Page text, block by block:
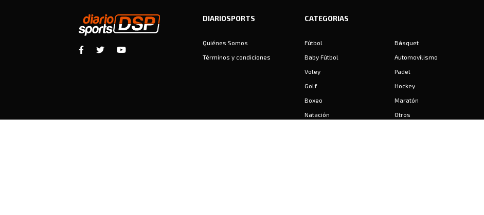
DIARIOSPORTS
Quiénes Somos
Términos y condiciones
CATEGORIAS
Fútbol
Básquet
Baby Fútbol
Automovilismo
Voley
Padel
Golf
Hockey
Boxeo
Maratón
Natación
Otros